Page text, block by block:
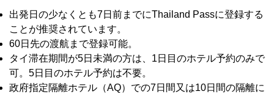
出発日の少なくとも7日前までにThailand Passに登録する
ことが推奨されています。
60日先の渡航まで登録可能。
タイ滞在期間が5日未満の方は、1日目のホテル予約のみで
可。5日目のホテル予約は不要。
政府指定隔離ホテル（AQ）での7日間又は10日間の隔離に